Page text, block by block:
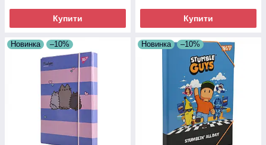
Купити Купити
Новинка –10% Новинка –10%